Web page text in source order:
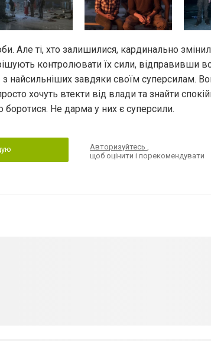
Але ті, хто залишилися, кардинально
контролювати їх сили, відправивши
з найсильніших завдяки своїм суперсилам.
хочуть втекти від влади та знайти
боротися. Не дарма у них є суперсили.
Авторизуйтесь,
щоб оцінити і порекомендувати